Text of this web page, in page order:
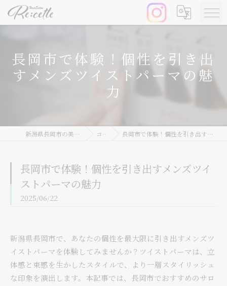
長岡市で体験！個性を引き出
すメンズツイストパーマの魅
力
新潟県長岡市の美容院ならRe:cette コラム 長岡市で体験！個性を引き出すメンズツイストパーマの魅力
長岡市で体験！個性を引き出すメンズツイ
ストパーマの魅力
2025/06/22
新潟県長岡市で、あなたの個性を最大限に引き出すメンズツ
イストパーマを体験してみませんか？ツイストパーマは、立
体感と束感を生かしたスタイルで、より一層スタイリッシュ
な印象を演出します。本記事では、長岡市でおすすめのサロ